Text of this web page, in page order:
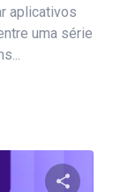
aplicativos
uma série